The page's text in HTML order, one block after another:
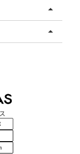
arrow_drop_up
arrow_drop_up